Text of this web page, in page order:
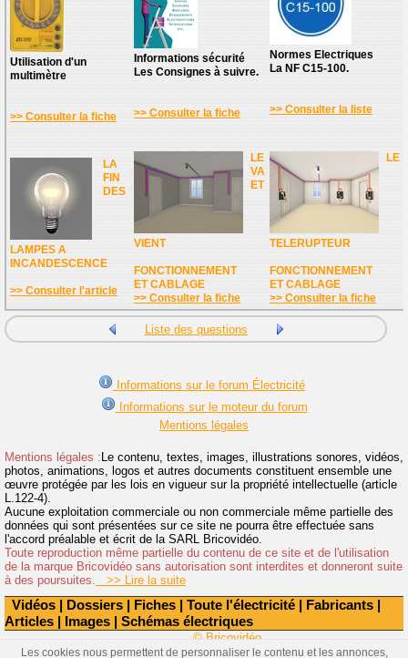
Vidéos | Dossiers | Fiches | Toute l'électricité | Fabricants |
Articles | Images | Schémas électriques
Utilisation d'un
multimètre
>> Consulter la fiche
Informations sécurité
Les Consignes à suivre.
>> Consulter la fiche
Normes Electriques
La NF C15-100.
>> Consulter la liste
LA
FIN
DES
LAMPES A
INCANDESCENCE
>> Consulter l'article
LE
VA
ET
VIENT
FONCTIONNEMENT
ET CABLAGE
>> Consulter la fiche
LE
TELERUPTEUR
FONCTIONNEMENT
ET CABLAGE
>> Consulter la fiche
Liste des questions
Informations sur le forum Électricité
Informations sur le moteur du forum
Mentions légales
Mentions légales : Le contenu, textes, images, illustrations sonores, vidéos,
photos, animations, logos et autres documents constituent ensemble une
œuvre protégée par les lois en vigueur sur la propriété intellectuelle (article
L.122-4).
Aucune exploitation commerciale ou non commerciale même partielle des
données qui sont présentées sur ce site ne pourra être effectuée sans
l'accord préalable et écrit de la SARL Bricovidéo.
Toute reproduction même partielle du contenu de ce site et de l'utilisation
de la marque Bricovidéo sans autorisation sont interdites et donneront suite
à des poursuites. >> Lire la suite
© Bricovidéo
Les cookies nous permettent de personnaliser le contenu et les annonces,